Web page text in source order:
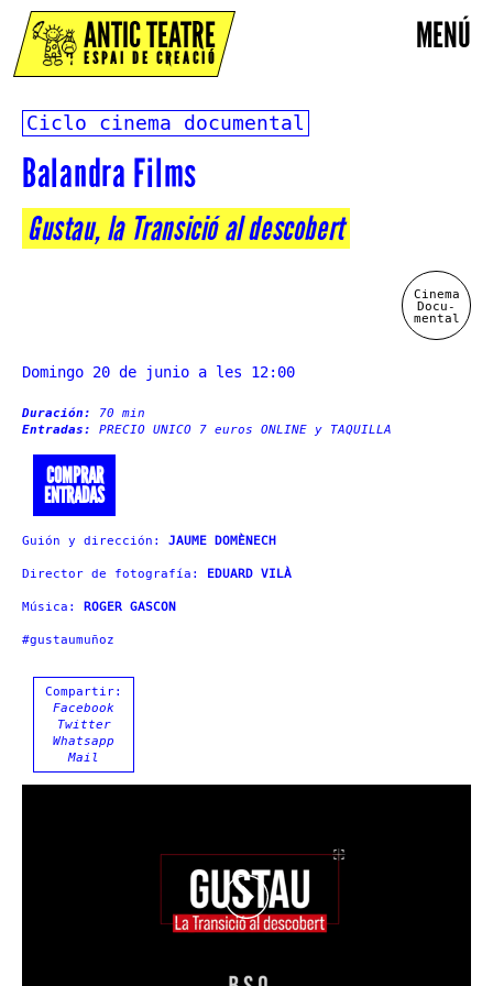
MENÚ
ANTIC TEATRE
ESPAI DE CREACIÓ
Ciclo cinema documental
Balandra Films
Gustau, la Transició al descobert
Cinema
Docu-
mental
Domingo 20 de junio a les 12:00
Duración: 70 min
Entradas: PRECIO UNICO 7 euros ONLINE y TAQUILLA
COMPRAR
ENTRADAS
Guión y dirección: JAUME DOMÈNECH
Director de fotografía: EDUARD VILÀ
Música: ROGER GASCON
#gustaumuñoz
Compartir:
Facebook
Twitter
Whatsapp
Mail